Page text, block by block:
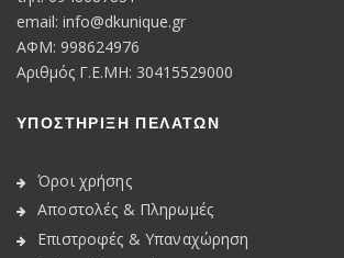
email: info@dkunique.gr
ΑΦΜ: 998624976
Αριθμός Γ.Ε.ΜΗ: 30415529000
ΥΠΟΣΤΗΡΙΞΗ ΠΕΛΑΤΩΝ
Όροι χρήσης
Αποστολές & Πληρωμές
Επιστροφές & Υπαναχώρηση